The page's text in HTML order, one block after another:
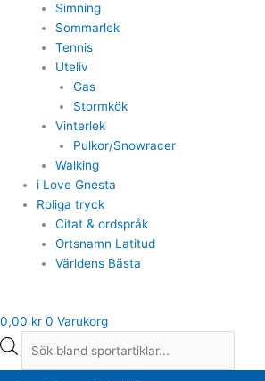
Simning
Sommarlek
Tennis
Uteliv
Gas
Stormkök
Vinterlek
Pulkor/Snowracer
Walking
i Love Gnesta
Roliga tryck
Citat & ordspråk
Ortsnamn Latitud
Världens Bästa
0,00 kr 0 Varukorg